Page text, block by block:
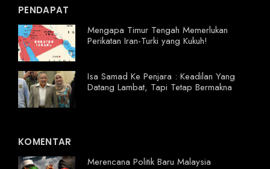
PENDAPAT
Mengapa Timur Tengah Memerlukan
Perikatan Iran-Turki yang Kukuh!
Isa Samad Ke Penjara : Keadilan Yang
Datang Lambat, Tapi Tetap Bermakna
KOMENTAR
Merencana Politik Baru Malaysia